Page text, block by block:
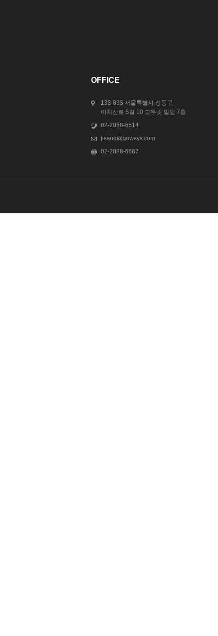
OFFICE
133-833 서울특별시 성동구
아차산로 5길 10 고우넷 빌딩 7층
02-2088-6514
jisang@gowsys.com
02-2088-6667